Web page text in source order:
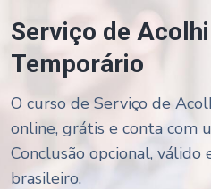
Serviço de
Temporário
O curso de Serviço de
online, grátis e conta com
Conclusão opcional,
brasileiro.